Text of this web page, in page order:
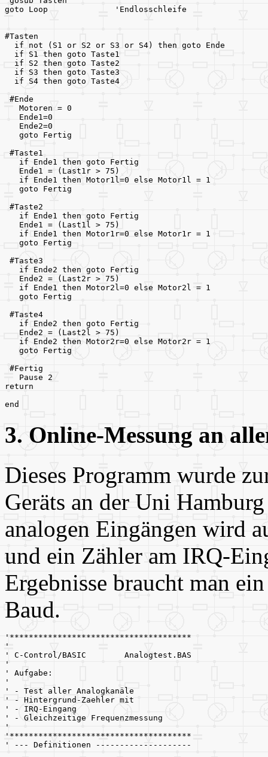
goto Loop              'Endlosschleife
#Tasten
  if not (S1 or S2 or S3 or S4) then goto Ende
  if S1 then goto Taste1
  if S2 then goto Taste2
  if S3 then goto Taste3
  if S4 then goto Taste4
#Ende
   Motoren = 0
   Ende1=0
   Ende2=0
   goto Fertig
#Taste1
   if Ende1 then goto Fertig
   Ende1 = (Last1r > 75)
   if Ende1 then Motor1l=0 else Motor1l = 1
   goto Fertig
#Taste2
   if Ende1 then goto Fertig
   Ende1 = (Last1l > 75)
   if Ende1 then Motor1r=0 else Motor1r = 1
   goto Fertig
#Taste3
   if Ende2 then goto Fertig
   Ende2 = (Last2r > 75)
   if Ende1 then Motor2l=0 else Motor2l = 1
   goto Fertig
#Taste4
   if Ende2 then goto Fertig
   Ende2 = (Last2l > 75)
   if Ende2 then Motor2r=0 else Motor2r = 1
   goto Fertig
#Fertig
   Pause 2
return
end
3. Online-Messung an
Dieses Programm wurde
Geräts an der Uni
analogen Eingängen wird
und ein Zähler am IRQ-
Ergebnisse braucht man
Baud.
'**************************************
'
' C-Control/BASIC        Analogtest.BAS
'
' Aufgabe:
'
' - Test aller Analogkanäle
' - Hintergrund-Zaehler mit
' - IRQ-Eingang
' - Gleichzeitige Frequenzmessung
'
'**************************************
' --- Definitionen --------------------